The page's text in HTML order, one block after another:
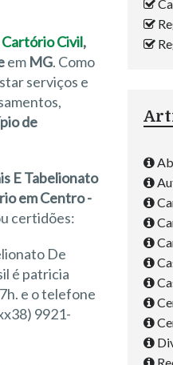
Cartório Civil,
em MG. Como
serviços e
de
E Tabelionato
em Centro -
certidões:
De
é patricia
e o telefone
9921-